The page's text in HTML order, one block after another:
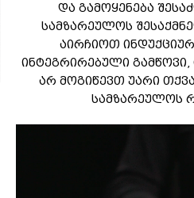
და გამოყენება
სამზარეულოს
აირჩიოთ
ინტეგრირებული გამწოვი,
არ მოგიწევთ უარი
სამზარეულოს